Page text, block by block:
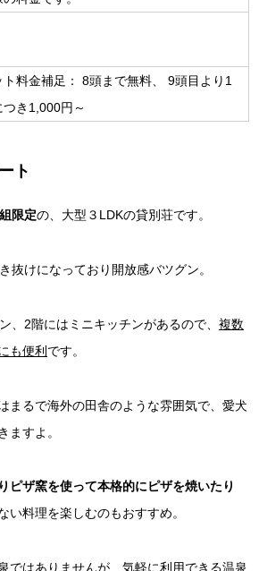
ト料金補足： 8頭まで無料、 9頭目より1
つき1,000円～
ト
限定の、大型３LDKの貸別荘です。
抜けになっており開放感バツグン。
、2階にはミニキッチンがあるので、 複数
も便利 です。
まるで海外の田舎のような雰囲気で、愛犬
ますよ。
ピザ窯を使って本格的にピザを焼いたり
い料理を楽しむのもおすすめ。
ではありませんが、気軽に利用できる温泉